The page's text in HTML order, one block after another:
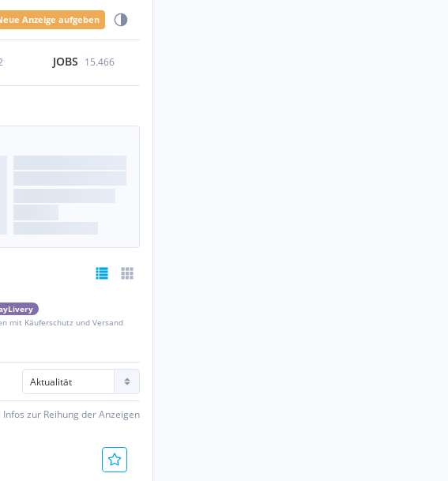
Anzeige aufgeben
JOBS 15.466
mit Käuferschutz und Versand
Infos zur Reihung der Anzeigen